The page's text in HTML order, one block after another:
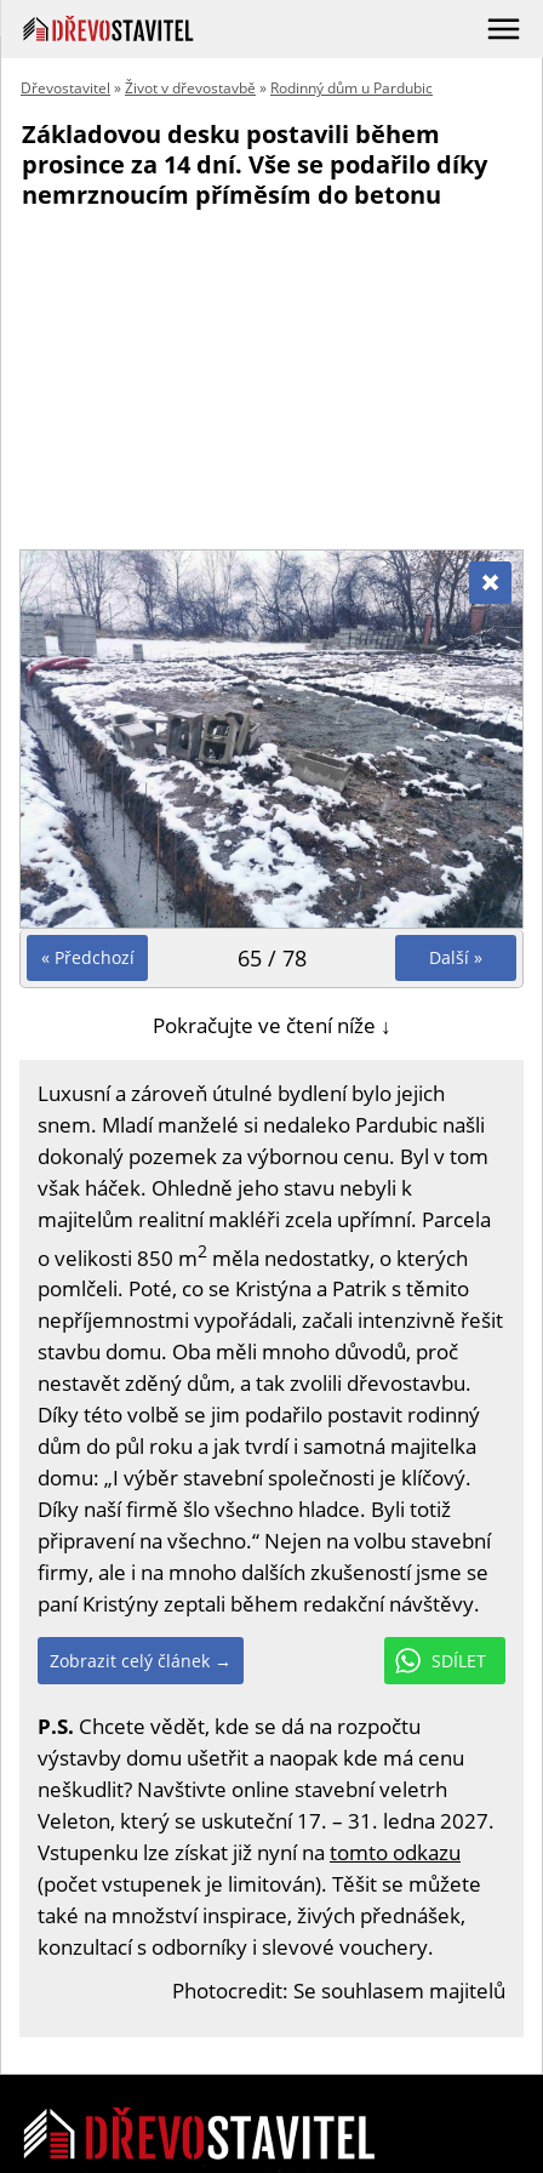
Dřevostavitel »Život v dřevostavbě » Rodinný dům u Pardubic
Základovou desku postavili během
prosince za 14 dní. Vše se podařilo díky
nemrznoucím příměsím do betonu
« Předchozí Další »
65 / 78
Pokračujte ve čtení níže ↓
Luxusní a zároveň útulné bydlení bylo jejich
snem. Mladí manželé si nedaleko Pardubic našli
dokonalý pozemek za výbornou cenu. Byl v tom
však háček. Ohledně jeho stavu nebyli k
majitelům realitní makléři zcela upřímní. Parcela
o velikosti 850 m2 měla nedostatky, o kterých
pomlčeli. Poté, co se Kristýna a Patrik s těmito
nepříjemnostmi vypořádali, začali intenzivně řešit
stavbu domu. Oba měli mnoho důvodů, proč
nestavět zděný dům, a tak zvolili dřevostavbu.
Díky této volbě se jim podařilo postavit rodinný
dům do půl roku a jak tvrdí i samotná majitelka
domu: „I výběr stavební společnosti je klíčový.
Díky naší firmě šlo všechno hladce. Byli totiž
připravení na všechno.“ Nejen na volbu stavební
firmy, ale i na mnoho dalších zkušeností jsme se
paní Kristýny zeptali během redakční návštěvy.
SDÍLET
Zobrazit celý článek →
P.S. Chcete vědět, kde se dá na rozpočtu
výstavby domu ušetřit a naopak kde má cenu
neškudlit? Navštivte online stavební veletrh
Veleton, který se uskuteční 17. – 31. ledna 2027.
Vstupenku lze získat již nyní na tomto odkazu
(počet vstupenek je limitován). Těšit se můžete
také na množství inspirace, živých přednášek,
konzultací s odborníky i slevové vouchery.
Photocredit: Se souhlasem majitelů